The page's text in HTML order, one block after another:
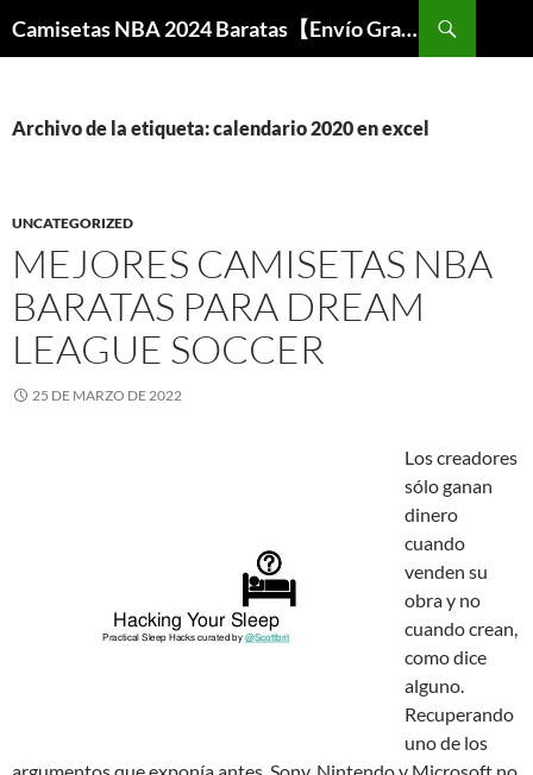
Camisetas NBA 2024 Baratas【Envío Gratis】
Archivo de la etiqueta: calendario 2020 en excel
UNCATEGORIZED
MEJORES CAMISETAS NBA
BARATAS PARA DREAM
LEAGUE SOCCER
25 DE MARZO DE 2022
Los creadores
sólo ganan
dinero
cuando
venden su
obra y no
cuando crean,
como dice
alguno.
Recuperando
uno de los